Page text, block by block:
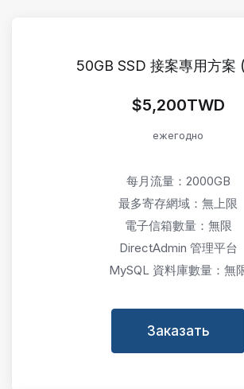
50GB SSD 接案專用方案
$5,200TWD
ежегодно
每月流量：2000GB
最多寄存網域：無上限
電子信箱數量：無限
DirectAdmin 管理平台
MySQL 資料庫數量：無
Заказать